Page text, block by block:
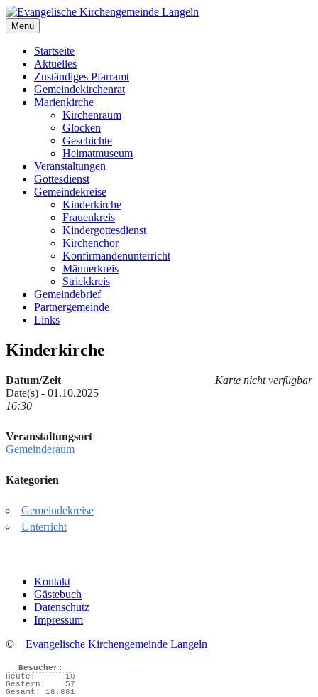
Zum
Inhalt
springen
Evangelische Kirchengemeinde Langeln
Evangelische Kirchengemeinde Langeln
Menü
Startseite
Aktuelles
Zuständiges Pfarramt
Gemeindekirchenrat
Marienkirche
Kirchenraum
Glocken
Geschichte
Heimatmuseum
Veranstaltungen
Gottesdienst
Gemeindekreise
Kinderkirche
Frauenkreis
Kindergottesdienst
Kirchenchor
Konfirmandenunterricht
Männerkreis
Strickkreis
Gemeindebrief
Partnergemeinde
Links
Kinderkirche
Karte nicht verfügbar
Datum/Zeit
Date(s) - 01.10.2025
16:30
Veranstaltungsort
Gemeinderaum
Kategorien
Gemeindekreise
Unterricht
Kontakt
Gästebuch
Datenschutz
Impressum
© Evangelische Kirchengemeinde Langeln
Besucher:
Heute:
10
Gestern:
57
Gesamt:
18.881